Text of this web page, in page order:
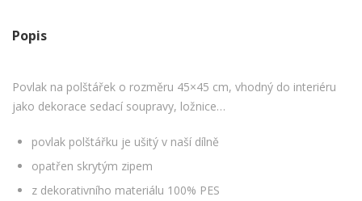
Popis
Povlak na polštářek o rozměru 45×45 cm, vhodný do interiéru
jako dekorace sedací soupravy, ložnice…
povlak polštářku je ušitý v naší dílně
opatřen skrytým zipem
z dekorativního materiálu 100% PES